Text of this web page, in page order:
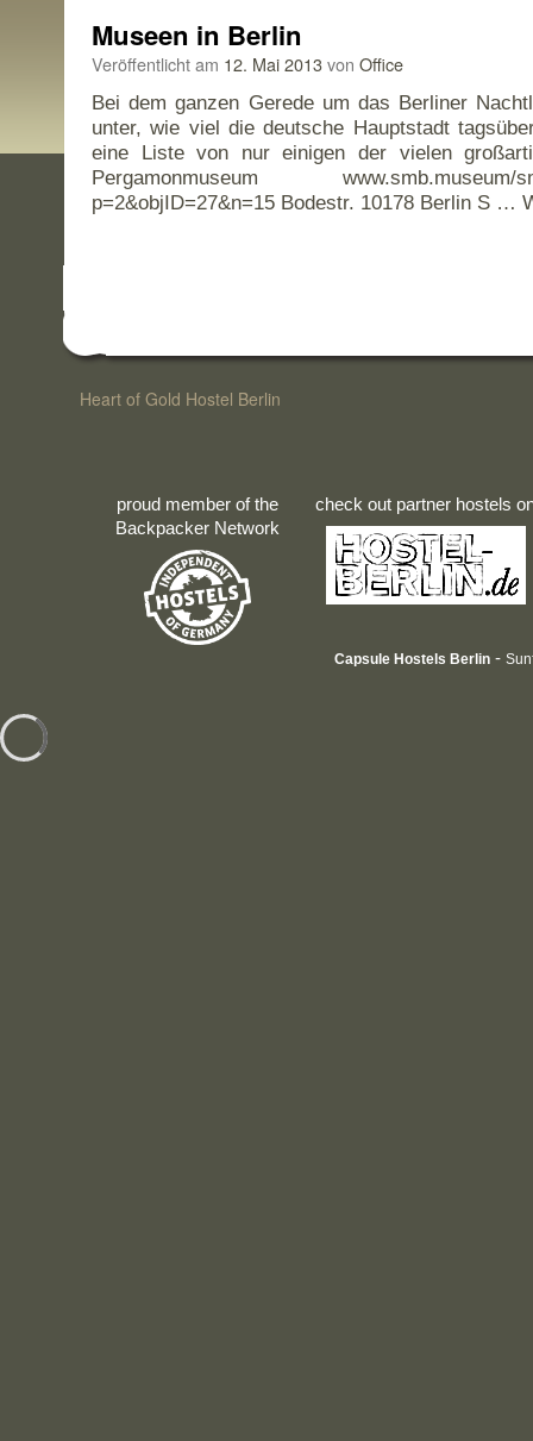
Museen in Berlin
Veröffentlicht am 12. Mai 2013von Office
Bei dem ganzen Gerede um das Berliner
unter, wie viel die deutsche Hauptstadt
eine Liste von nur einigen der vielen
Pergamonmuseum www.smb.museum/
p=2&objID=27&n=15 Bodestr. 10178 Berlin S …
Heart of Gold Hostel Berlin
proud member of the
Backpacker Network
check out partner hostels
Capsule Hostels Berlin -